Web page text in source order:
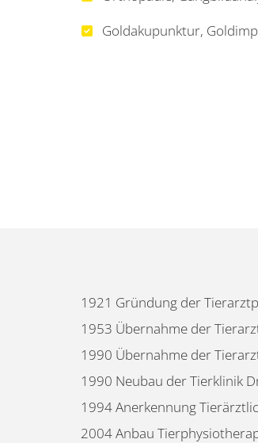
Goldakupunktur,
1921 Gründung der
1953 Übernahme der
1990 Übernahme der
1990 Neubau der Tierklinik
1994 Anerkennung
2004 Anbau